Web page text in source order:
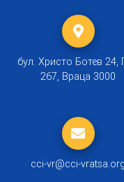
бул. Христо Ботев 24,
267, Враца 3000
cci-vr@cci-vratsa.org